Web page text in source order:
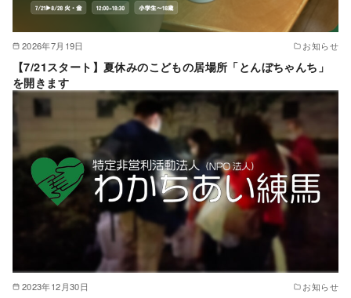
2026年7月19日 お知らせ
【7/21スタート】夏休みのこどもの居場所「とんぼちゃんち」
を開きます
2023年12月30日 お知らせ